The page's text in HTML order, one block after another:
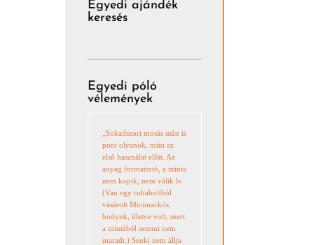
Egyedi ajándék
keresés
Egyedi póló
vélemények
„Sokadszori mosàs utàn is
pont olyanok, mint az
első hasznàlat előtt. Az
anyag formatartó, a minta
nem kopik, nem vàlik le.
(Van egy ruhaboltból
vásárolt Micimackós
bodynk, illetve volt, mert
a mintàból semmi nem
maradt.) Senki nem àllja